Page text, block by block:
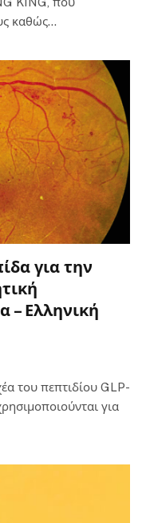
καθώς…
για την
– Ελληνική
του πεπτιδίου GLP-
για